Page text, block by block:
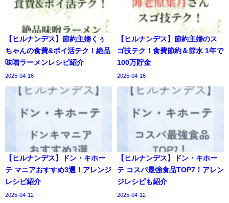
【ヒルナンデス】節約主婦くぅ
ちゃんの食費&ポイ活テク！絶品
味噌ラーメンレシピ紹介
2025-04-16
【ヒルナンデス】節約主婦のス
ゴ技テク！食費節約＆節水 1年で
100万貯金
2025-04-16
【ヒルナンデス】ドン・キホー
テ マニアおすすめ3選！アレンジ
レシピ紹介
2025-04-12
【ヒルナンデス】ドン・キホー
テ コスパ最強食品TOP7！アレン
ジレシピも紹介
2025-04-12